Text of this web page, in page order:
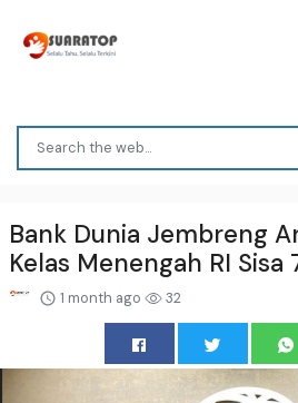
Bank Dunia Jembreng
Kelas Menengah RI Sisa
1 month ago 32